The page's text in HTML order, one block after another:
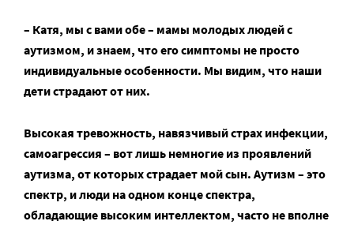
– Катя, мы с вами обе – мамы молодых людей с
аутизмом, и знаем, что его симптомы не просто
индивидуальные особенности. Мы видим, что наши
дети страдают от них.
Высокая тревожность, навязчивый страх инфекции,
самоагрессия – вот лишь немногие из проявлений
аутизма, от которых страдает мой сын. Аутизм – это
спектр, и люди на одном конце спектра,
обладающие высоким интеллектом, часто не вполне